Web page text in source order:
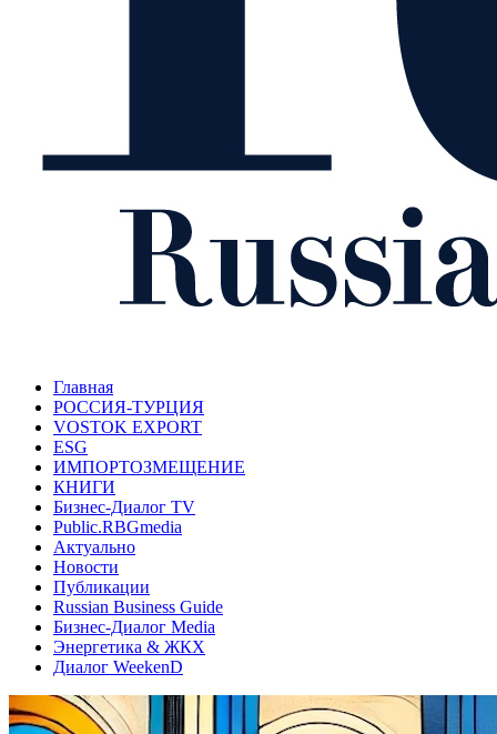
Главная
РОССИЯ-ТУРЦИЯ
VOSTOK EXPORT
ESG
ИМПОРТОЗМЕЩЕНИЕ
КНИГИ
Бизнес-Диалог TV
Public.RBGmedia
Актуально
Новости
Публикации
Russian Business Guide
Бизнес-Диалог Media
Энергетика & ЖКХ
Диалог WeekenD